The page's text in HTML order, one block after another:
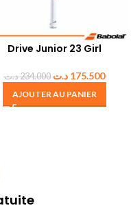
Drive Junior 23 Girl
234.000د.ت 175.500 د.ت
AJOUTER AU PANIER